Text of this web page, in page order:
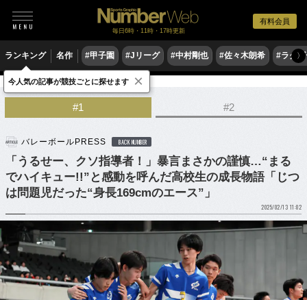
有料会員
毎日6時・11時・17時更新
ランキング 名作 #甲子園 #Jリーグ #中村剛也 #佐々木朗希 #ラグ〉
バレーボール
#1 #2
バレーボールPRESS BACK NUMBER
「うるせー、クソ指導者！」暴言まさかの謹慎…“まる
でハイキュー!!”と感動を呼んだ高校生の成長物語「じつ
は問題児だった“身長169cmのエース”」
2025/02/13 11:02
今人気の記事が競技ごとに探せます ×